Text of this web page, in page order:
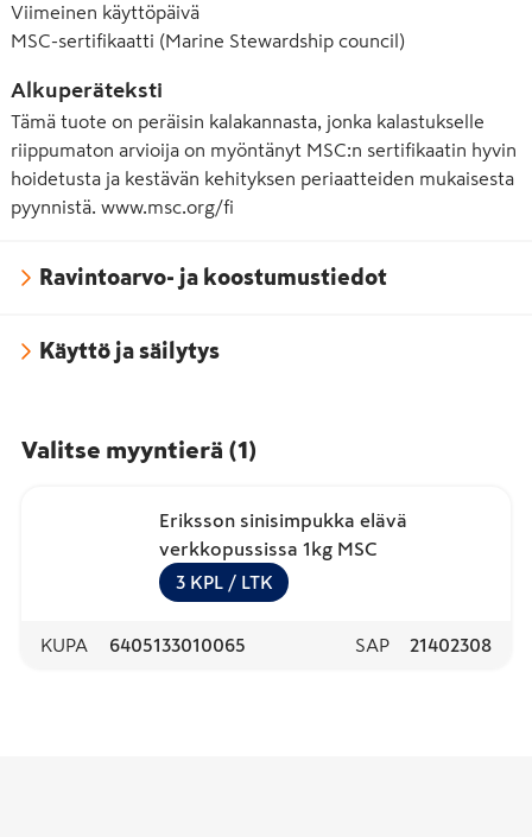
Viimeinen käyttöpäivä
MSC-sertifikaatti (Marine Stewardship council)
Alkuperäteksti
Tämä tuote on peräisin kalakannasta, jonka kalastukselle
riippumaton arvioija on myöntänyt MSC:n sertifikaatin hyvin
hoidetusta ja kestävän kehityksen periaatteiden mukaisesta
pyynnistä. www.msc.org/fi
Ravintoarvo- ja koostumustiedot
Käyttö ja säilytys
Valitse myyntierä (1)
Eriksson sinisimpukka elävä
verkkopussissa 1kg MSC
3 KPL / LTK
KUPA 6405133010065 SAP 21402308